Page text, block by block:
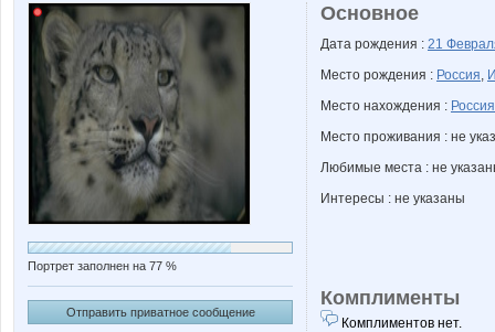
Портрет заполнен на 77 %
Отправить приватное сообщение
Основное
Дата рождения : 21
Место рождения : Россия,
Место нахождения : Россия
Место проживания : не
Любимые места : не
Интересы : не указаны
Комплименты
Комплиментов нет.